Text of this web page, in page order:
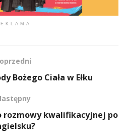
Bożego Ciała w Ełku
rozmowy kwalifikacyjnej po